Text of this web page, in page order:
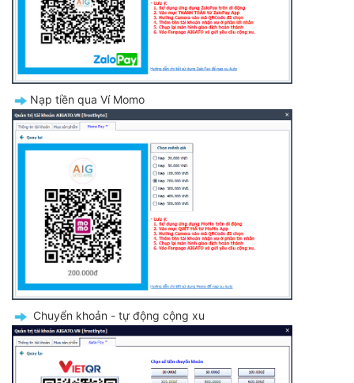
️Nạp tiền qua Ví Momo
️ Chuyển khoản - tự động cộng xu